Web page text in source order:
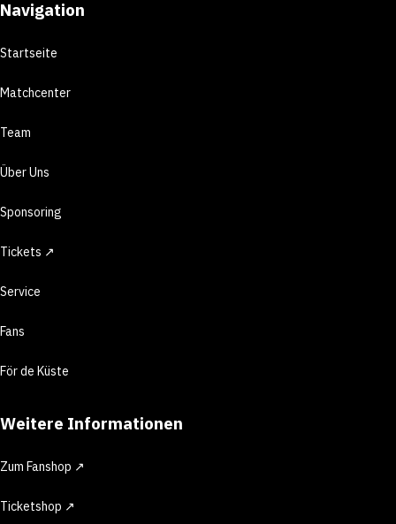
Navigation
Startseite
Matchcenter
Team
Über Uns
Sponsoring
Tickets ↗
Service
Fans
För de Küste
Weitere Informationen
Zum Fanshop ↗
Ticketshop ↗